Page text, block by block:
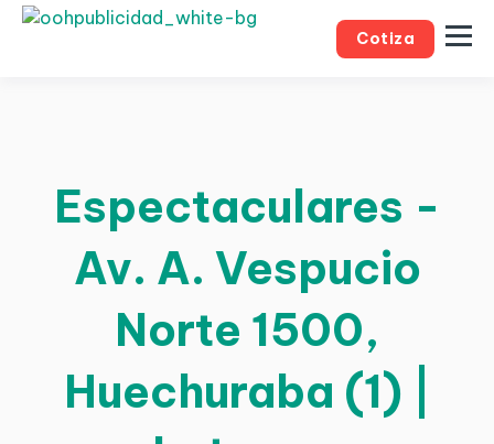
Cotiza
Espectaculares -
Av. A. Vespucio
Norte 1500,
Huechuraba (1) |